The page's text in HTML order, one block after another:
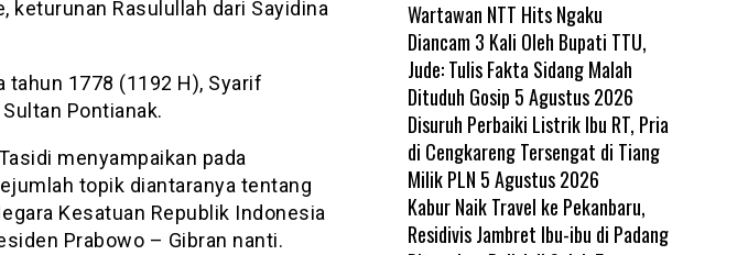
keturunan Rasulullah dari Sayidina
tahun 1778 (1192 H), Syarif
Pontianak.
menyampaikan pada
topik diantaranya tentang
Kesatuan Republik Indonesia
Prabowo – Gibran nanti.
Wartawan NTT Hits Ngaku
Diancam 3 Kali Oleh Bupati TTU,
Jude: Tulis Fakta Sidang Malah
Dituduh Gosip 5 Agustus 2026
Disuruh Perbaiki Listrik Ibu RT, Pria
di Cengkareng Tersengat di Tiang
Milik PLN 5 Agustus 2026
Kabur Naik Travel ke Pekanbaru,
Residivis Jambret Ibu-ibu di Padang